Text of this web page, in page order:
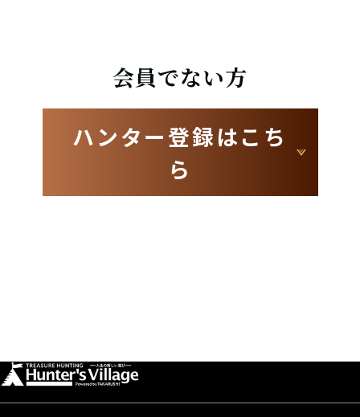
会員でない方
ハンター登録はこち
ら